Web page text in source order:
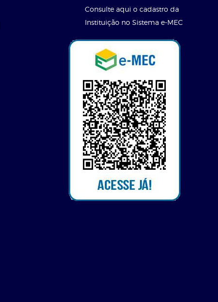
Consulte aqui o cadastro da
Instituição no Sistema e-MEC